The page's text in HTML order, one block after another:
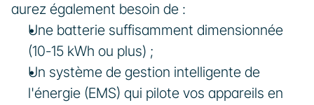
aurez également besoin de :
Une batterie suffisamment dimensionnée
(10-15 kWh ou plus) ;
Un système de gestion intelligente de
l'énergie (EMS) qui pilote vos appareils en